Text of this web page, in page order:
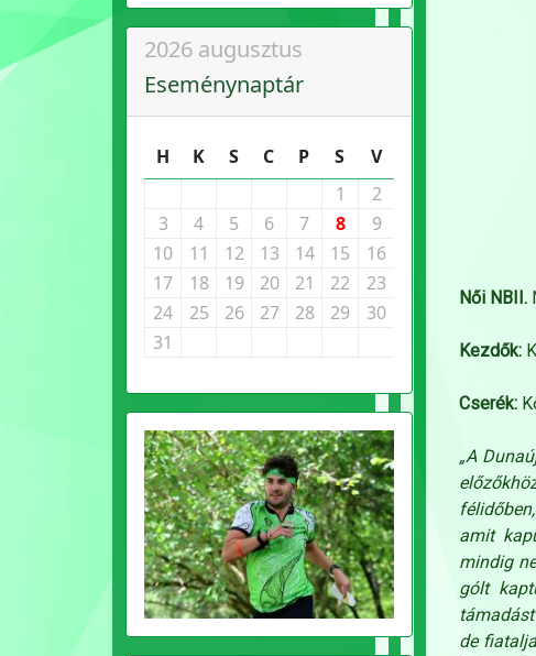
2026 augusztus
Eseménynaptár
H K S C P S
V
1
2
3
4 5 6 7 8
9
10
11 12 13 14 15
16
17
18 19 20 21 22
23
24
25 26 27 28 29
30
31
Női NBII.
Kezdők:
Cserék:
„A
amit
mindig
gólt
de